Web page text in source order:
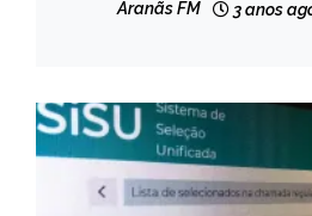
Aranãs FM 3 anos